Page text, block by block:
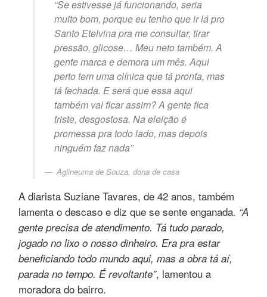
“Se estivesse já funcionando, seria
muito bom, porque eu tenho que ir lá pro
Santo Etelvina pra me consultar, tirar
pressão, glicose… Meu neto também. A
gente marca e demora um mês. Aqui
perto tem uma clínica que tá pronta, mas
tá fechada. E será que essa aqui
também vai ficar assim? A gente fica
triste, desgostosa. Na eleição é
promessa pra todo lado, mas depois
ninguém faz nada”
Aglineuma de Souza, dona de casa
A diarista Suziane Tavares, de 42 anos, também
lamenta o descaso e diz que se sente enganada. “A
gente precisa de atendimento. Tá tudo parado,
jogado no lixo o nosso dinheiro. Era pra estar
beneficiando todo mundo aqui, mas a obra tá aí,
parada no tempo. É revoltante”, lamentou a
moradora do bairro.